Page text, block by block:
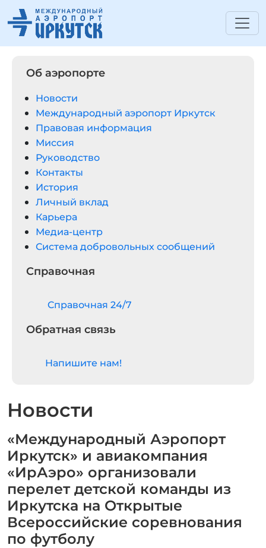
Новости
«Международный Аэропорт
Иркутск» и авиакомпания
«ИрАэро» организовали
перелет детской команды из
Иркутска на Открытые
Всероссийские соревнования
по футболу
Об аэропорте
Новости
Международный аэропорт Иркутск
Правовая информация
Миссия
Руководство
Контакты
История
Личный вклад
Карьера
Медиа-центр
Система добровольных сообщений
Справочная
Cправочная 24/7
Обратная связь
Напишите нам!